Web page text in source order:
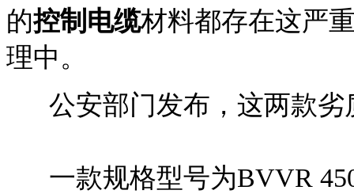
的控制电缆材料都存在这严
理中。
公安部门发布，这两款劣
一款规格型号为BVVR